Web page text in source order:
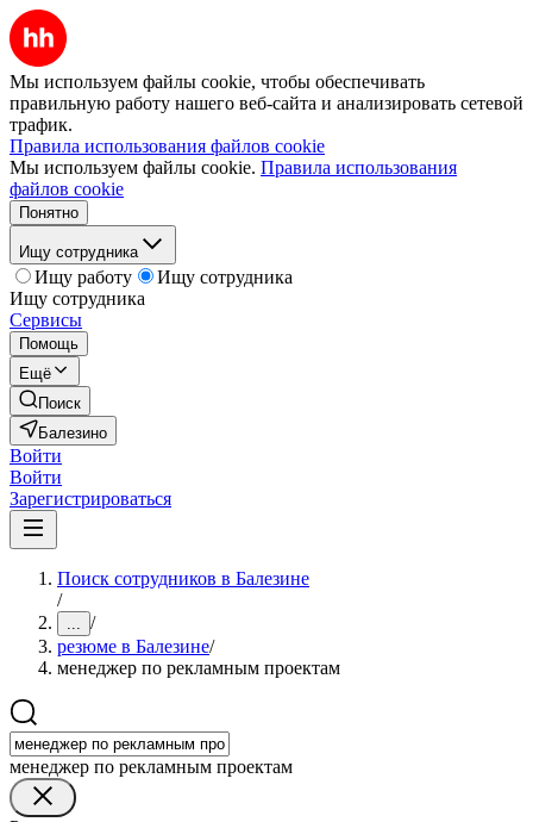
Мы используем файлы cookie, чтобы обеспечивать
правильную работу нашего веб-сайта и анализировать сетевой
трафик.
Правила использования файлов cookie
Мы используем файлы cookie. Правила использования
файлов cookie
Понятно
Ищу сотрудника
Ищу работу
Ищу сотрудника
Ищу сотрудника
Сервисы
Помощь
Ещё
Поиск
Балезино
Войти
Войти
Зарегистрироваться
Поиск сотрудников в Балезине
/
... /
резюме в Балезине/
менеджер по рекламным проектам
менеджер по рекламным проектам